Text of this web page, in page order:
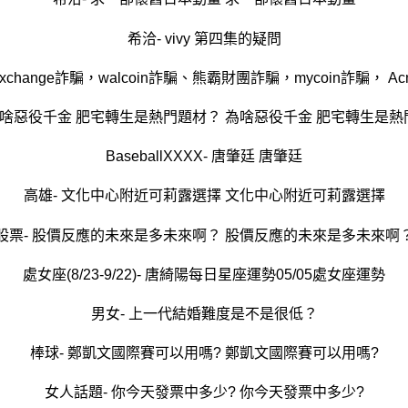
希洽- vivy 第四集的疑問
惡役千金 肥宅轉生是熱門題材？ 為啥惡役千金 肥宅轉生是熱
BaseballXXXX- 唐肇廷 唐肇廷
高雄- 文化中心附近可莉露選擇 文化中心附近可莉露選擇
票- 股價反應的未來是多未來啊？ 股價反應的未來是多未來啊
處女座(8/23-9/22)- 唐綺陽每日星座運勢05/05處女座運勢
男女- 上一代結婚難度是不是很低？
棒球- 鄭凱文國際賽可以用嗎? 鄭凱文國際賽可以用嗎?
女人話題- 你今天發票中多少? 你今天發票中多少?